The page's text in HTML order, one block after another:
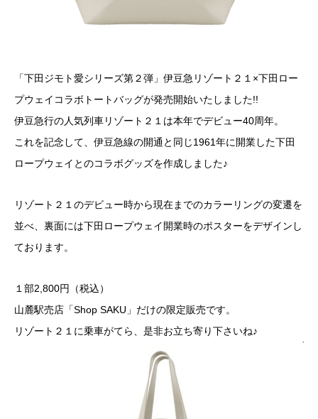
「下田ジモト愛シリーズ第２弾」伊豆急リゾート２１×下田ロー
プウェイコラボトートバッグが発売開始いたしました!!
伊豆急行の人気列車リゾート２１は本年でデビュー40周年。
これを記念して、伊豆急線の開通と同じ1961年に開業した下田
ロープウェイとのコラボグッズを作成しました♪
リゾート２１のデビュー時から現在までのカラーリングの変遷を
並べ、裏面には下田ロープウェイ開業時のポスターをデザインし
ております。
１部2,800円（税込）
山麓駅売店「Shop SAKU」だけの限定販売です。
リゾート２１に乗車がてら、是非お立ち寄り下さいね♪